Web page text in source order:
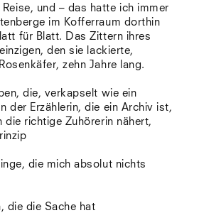
und – das hatte ich immer
im Kofferraum dorthin
für Blatt. Das Zittern ihres
den sie lackierte,
zehn Jahre lang.
die, verkapselt wie ein
der Erzählerin, die ein Archiv ist,
die richtige Zuhörerin nähert,
die mich absolut nichts
die die Sache hat